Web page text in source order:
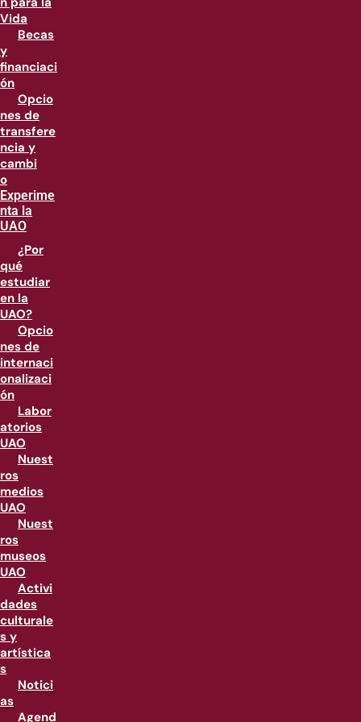
Vida
Becas
y
financiaci
ón
Opcio
nes de
transfere
ncia y
cambi
o
Experime
nta la
UAO
¿Por
qué
estudiar
en la
UAO?
Opcio
nes de
internaci
onalizaci
ón
Labor
atorios
UAO
Nuest
ros
medios
UAO
Nuest
ros
museos
UAO
Activi
dades
culturale
s y
artística
s
Notici
as
Agend